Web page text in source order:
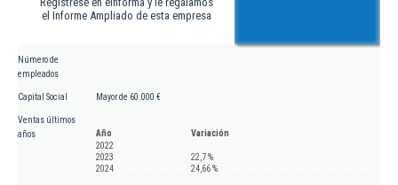
el Informe Ampliado de esta empresa
Número de
empleados
Capital Social Mayor de 60.000 €
Ventas últimos
años
Año
Variación
2022
2023
22,7 %
2024
24,66 %